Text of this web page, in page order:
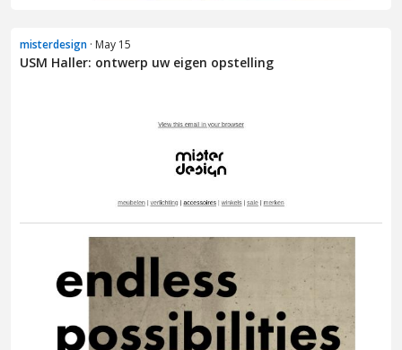
misterdesign · May 15
USM Haller: ontwerp uw eigen opstelling